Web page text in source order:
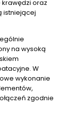
oraz
istniejącej
na wysoką
W
wykonanie
zgodnie